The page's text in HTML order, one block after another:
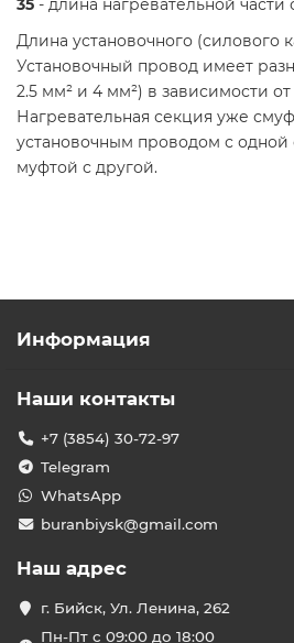
35 - длина нагревательной части
Длина установочного (силового
Установочный провод имеет
2.5 мм² и 4 мм²) в зависимости
Нагревательная секция уже
установочным проводом с
муфтой с другой.
Информация
Наши контакты
+7 (3854) 30-72-97
Telegram
WhatsApp
buranbiysk@gmail.com
Наш адрес
г. Бийск, Ул. Ленина, 262
Пн-Пт с 09:00 до 18:00